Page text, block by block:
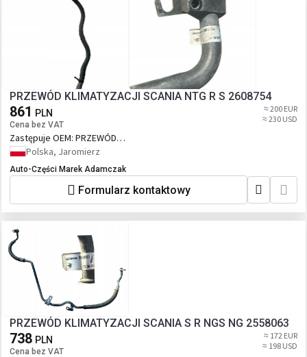
PRZEWÓD KLIMATYZACJI SCANIA NTG R S 2608754
861 PLN
Cena bez VAT
≈ 200 EUR
≈ 230 USD
Zastępuje OEM: PRZEWÓD
KLIMATYZACJI SCANIA NTG R S 2608754
Polska, Jaromierz
Auto-Części Marek Adamczak
Formularz kontaktowy
PRZEWÓD KLIMATYZACJI SCANIA S R NGS NG 2558063
738 PLN
Cena bez VAT
≈ 172 EUR
≈ 198 USD